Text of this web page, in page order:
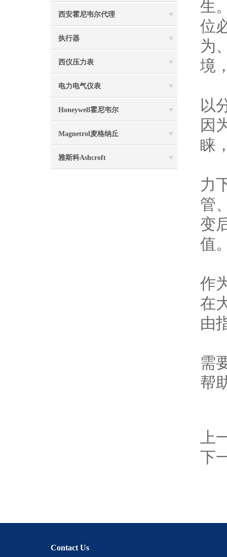
西安霍尼韦尔代理
执行器
西仪压力表
电力电气仪表
Honeywell霍尼韦尔
Magnetrol麦格纳丘
雅斯科Ashcroft
生
位
为
境
以
因
睐
力
管
变
值
作
在
由
需
帮
上
下
Contact Us